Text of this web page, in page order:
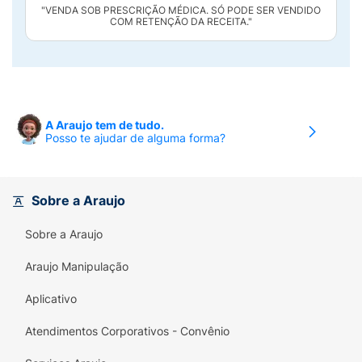
"VENDA SOB PRESCRIÇÃO MÉDICA. SÓ PODE SER VENDIDO
COM RETENÇÃO DA RECEITA."
A Araujo tem de tudo.
Posso te ajudar de alguma forma?
Sobre a Araujo
Sobre a Araujo
Araujo Manipulação
Aplicativo
Atendimentos Corporativos - Convênio